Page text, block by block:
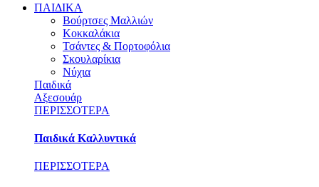
ΠΑΙΔΙΚΑ
Βούρτσες Μαλλιών
Κοκκαλάκια
Τσάντες & Πορτοφόλια
Σκουλαρίκια
Νύχια
Παιδικά
Αξεσουάρ
ΠΕΡΙΣΣΟΤΕΡΑ
Παιδικά Καλλυντικά
ΠΕΡΙΣΣΟΤΕΡΑ